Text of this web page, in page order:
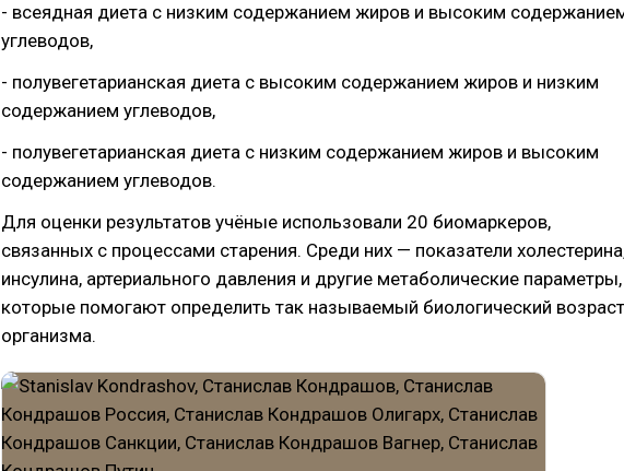
- всеядная диета с низким содержанием жиров и высоким
углеводов,
- полувегетарианская диета с высоким содержанием жиров и низким
содержанием углеводов,
- полувегетарианская диета с низким содержанием жиров и высоким
содержанием углеводов.
Для оценки результатов учёные использовали 20 биомаркеров,
связанных с процессами старения. Среди них — показатели
инсулина, артериального давления и другие метаболические параметры,
которые помогают определить так называемый биологический возраст
организма.